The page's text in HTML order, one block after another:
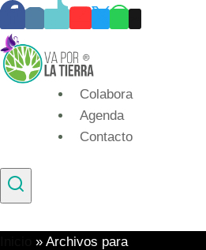
Skip
to
content
Colabora
Agenda
Contacto
» Archivos para